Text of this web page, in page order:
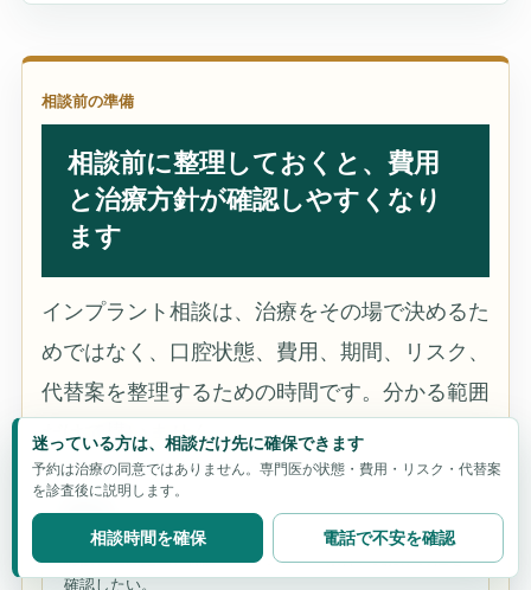
相談前の準備
相談前に整理しておくと、費用
と治療方針が確認しやすくなり
ます
インプラント相談は、治療をその場で決めるた
めではなく、口腔状態、費用、期間、リスク、
代替案を整理するための時間です。分かる範囲
だけで構いません。
費用
総額、追加処置、保証、メンテナンス条件、支払い方法を
確認したい。
迷っている方は、相談だけ先に確保できます
予約は治療の同意ではありません。専門医が状態・費用・リスク・代替案
を診査後に説明します。
相談時間を確保 電話で不安を確認